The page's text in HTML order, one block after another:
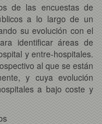
de las encuestas de
a lo largo de un
su evolución con el
identificar áreas de
y entre-hospitales.
al que se están
y cuya evolución
a bajo coste y